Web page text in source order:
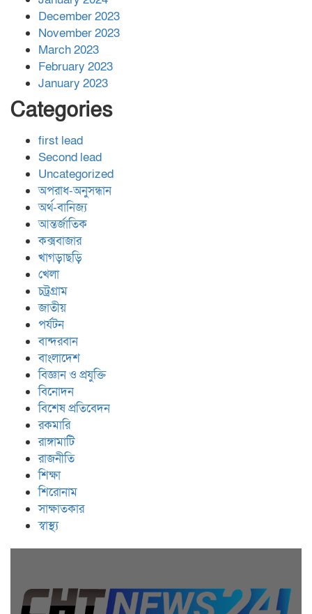
December 2023
November 2023
March 2023
February 2023
January 2023
Categories
first lead
Second lead
Uncategorized
অপরাধ-অনুসন্ধান
অর্থ-বানিজ্য
আন্তর্জাতিক
কক্সবাজার
খাগড়াছড়ি
খেলা
চট্রগ্রাম
জাতীয়
পর্যটন
বান্দরবান
বাংলাদেশ
বিজ্ঞান ও প্রযুক্তি
বিনোদন
বিশেষ প্রতিবেদন
রকমারি
রাঙ্গামাটি
রাজনীতি
শিক্ষা
শিরোনাম
সাক্ষাতকার
স্বাস্থ্য